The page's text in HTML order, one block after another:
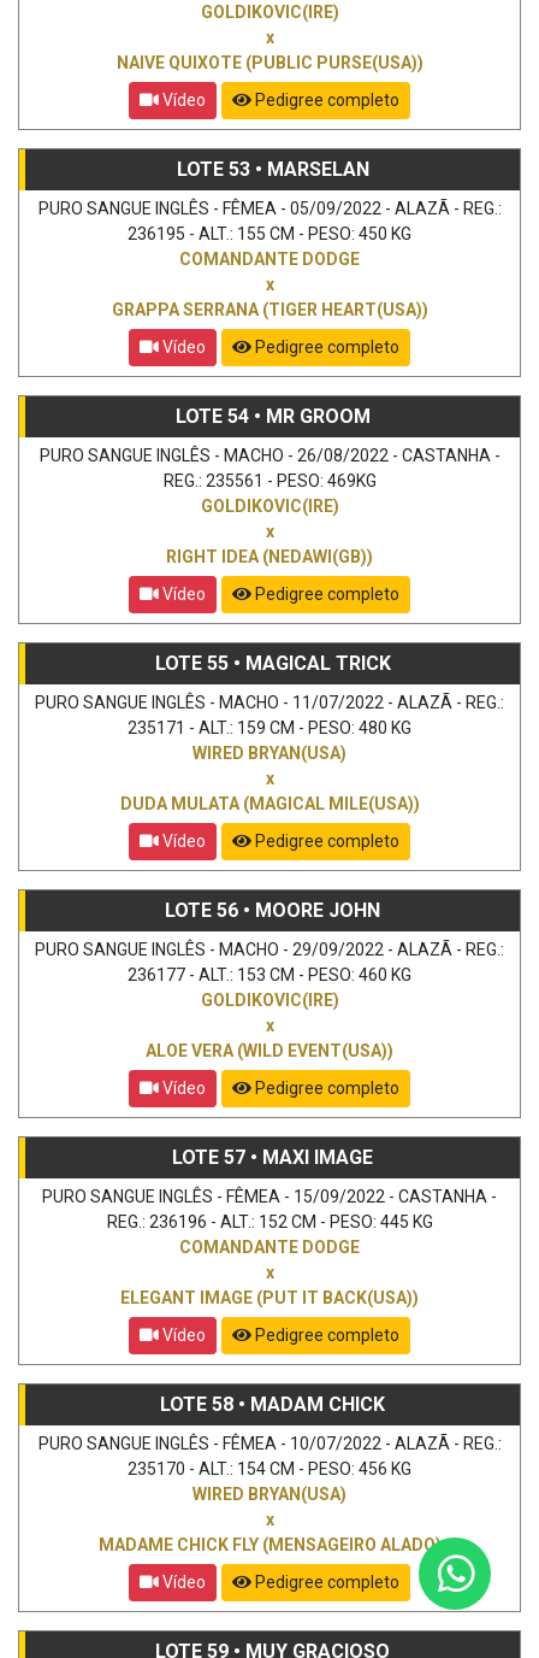
GOLDIKOVIC(IRE)
x
NAIVE QUIXOTE (PUBLIC PURSE(USA))
Vídeo
Pedigree completo
LOTE 53 • MARSELAN
PURO SANGUE INGLÊS - FÊMEA - 05/09/2022 - ALAZÃ - REG.:
236195 - ALT.: 155 CM - PESO: 450 KG
COMANDANTE DODGE
x
GRAPPA SERRANA (TIGER HEART(USA))
Vídeo
Pedigree completo
LOTE 54 • MR GROOM
PURO SANGUE INGLÊS - MACHO - 26/08/2022 - CASTANHA -
REG.: 235561 - PESO: 469KG
GOLDIKOVIC(IRE)
x
RIGHT IDEA (NEDAWI(GB))
Vídeo
Pedigree completo
LOTE 55 • MAGICAL TRICK
PURO SANGUE INGLÊS - MACHO - 11/07/2022 - ALAZÃ - REG.:
235171 - ALT.: 159 CM - PESO: 480 KG
WIRED BRYAN(USA)
x
DUDA MULATA (MAGICAL MILE(USA))
Vídeo
Pedigree completo
LOTE 56 • MOORE JOHN
PURO SANGUE INGLÊS - MACHO - 29/09/2022 - ALAZÃ - REG.:
236177 - ALT.: 153 CM - PESO: 460 KG
GOLDIKOVIC(IRE)
x
ALOE VERA (WILD EVENT(USA))
Vídeo
Pedigree completo
LOTE 57 • MAXI IMAGE
PURO SANGUE INGLÊS - FÊMEA - 15/09/2022 - CASTANHA -
REG.: 236196 - ALT.: 152 CM - PESO: 445 KG
COMANDANTE DODGE
x
ELEGANT IMAGE (PUT IT BACK(USA))
Vídeo
Pedigree completo
LOTE 58 • MADAM CHICK
PURO SANGUE INGLÊS - FÊMEA - 10/07/2022 - ALAZÃ - REG.:
235170 - ALT.: 154 CM - PESO: 456 KG
WIRED BRYAN(USA)
x
MADAME CHICK FLY (MENSAGEIRO ALADO)
Vídeo
Pedigree completo
LOTE 59 • MUY GRACIOSO